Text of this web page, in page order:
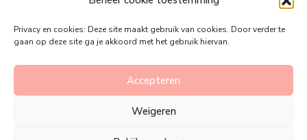
Privacy en cookies: Deze site maakt gebruik van cookies. Door verder te
gaan op deze site ga je akkoord met het gebruik hiervan.
Accepteren
Weigeren
Vandana Lite | Ontwikkeld door
Blossom Themes. Mogelijk gemaakt doorWordPress.
Privacy policy